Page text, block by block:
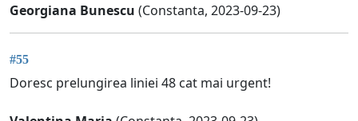
Georgiana Bunescu (Constanta, 2023-09-23)
#55
Doresc prelungirea liniei 48 cat mai urgent!